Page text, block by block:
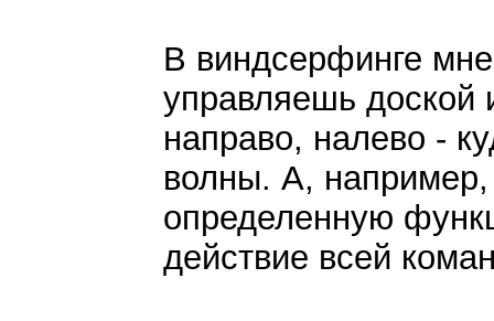
В виндсерфинге
управляешь
направо, налево -
волны. А,
определенную
действие всей